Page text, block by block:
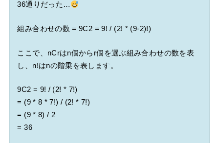
36通りだった…
組み合わせの数 = 9C2 = 9! / (2! * (9-2)!)
ここで、nCrはn個からr個を選ぶ組み合わせの数を表
し、n!はnの階乗を表します。
9C2 = 9! / (2! * 7!)
= (9 * 8 * 7!) / (2! * 7!)
= (9 * 8) / 2
= 36